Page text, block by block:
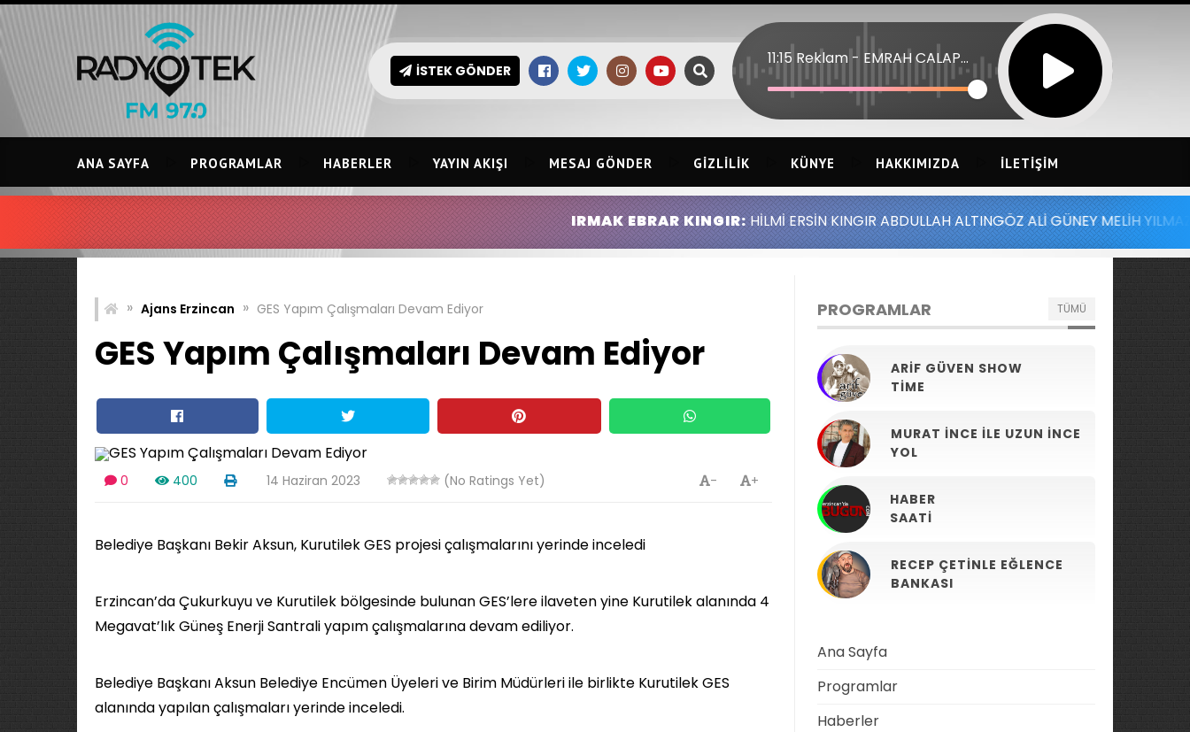
Skip
to
content
İSTEK GÖNDER
11:15 Reklam - EMRAH CALAPKULU 26 - AYSEL ABLA
ANA SAYFA PROGRAMLAR HABERLER YAYIN AKIŞI MESAJ GÖNDER GIZLILIK KÜNYE HAKKIMIZDA İLETIŞIM
IRMAK EBRAR KINGIR:HİLMİ ERSİN KINGIR ABDULLAH ALTINGÖZ ALİ GÜNEY MELİH YILMAZ SERDAR
» Ajans Erzincan » GES Yapım Çalışmaları Devam Ediyor
GES Yapım Çalışmaları Devam Ediyor
0 400 14 Haziran 2023 (No Ratings Yet) +
-
Belediye Başkanı Bekir Aksun, Kurutilek GES projesi çalışmalarını yerinde inceledi
Erzincan’da Çukurkuyu ve Kurutilek bölgesinde bulunan GES’lere ilaveten yine Kurutilek alanında 4
Megavat’lık Güneş Enerji Santrali yapım çalışmalarına devam ediliyor.
Belediye Başkanı Aksun Belediye Encümen Üyeleri ve Birim Müdürleri ile birlikte Kurutilek GES
alanında yapılan çalışmaları yerinde inceledi.
PROGRAMLAR TÜMÜ
ARIF GÜVEN SHOW
TIME
MURAT İNCE ILE UZUN İNCE
YOL
HABER
SAATI
RECEP ÇETINLE EĞLENCE
BANKASI
Ana Sayfa
Programlar
Haberler